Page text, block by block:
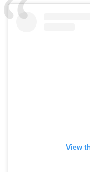
View